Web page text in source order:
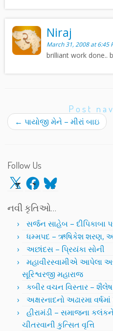
Niraj
March 31, 2008 at 6:45
brilliant work done..
Post
← પાયોજી મેને – મીરાં બાઇ
Follow Us
X Facebook
Bluesky
નવી કૃતિઓ…
સર્જન સાહેબ – દીપિકાબા
ધમ્મપદ – ઋષિકેશ શરણ,
અછાંદસ – પ્રિયંકા સોની
મહાવીરસ્વામીએ આપેલા
સૂરિશ્વરજી મહારાજ
કબીર વચન વિસ્તાર – શૈલેષ
અક્ષરનાદનો અઢારમા
હીરામંડી – સમાજના
ચીતરવાની કુત્સિત વૃત્તિ